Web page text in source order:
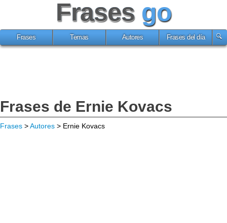
Frases go
Frases Temas Autores Frases del día
Frases de Ernie Kovacs
Frases >Autores > Ernie Kovacs